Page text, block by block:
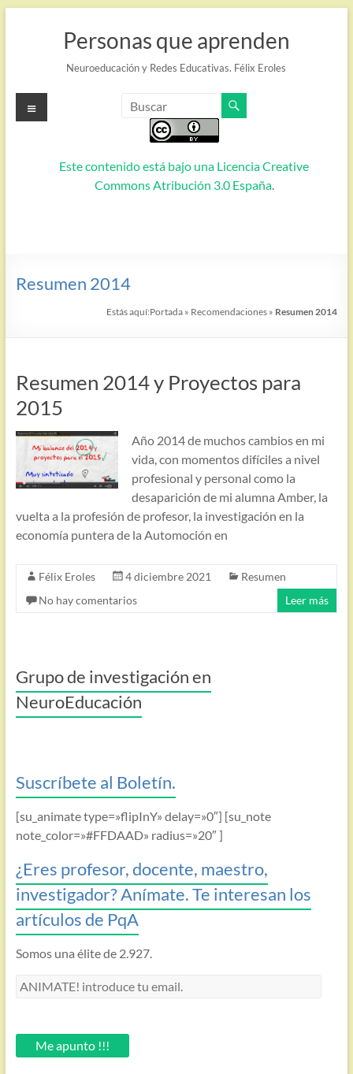
Personas que aprenden
Neuroeducación y Redes Educativas. Félix Eroles
Este contenido está bajo una Licencia Creative
Commons Atribución 3.0 España.
Menú
Resumen 2014
Estás aquí:Portada » Recomendaciones » Resumen 2014
Resumen 2014 y Proyectos para
2015
Año 2014 de muchos cambios en mi
vida, con momentos difíciles a nivel
profesional y personal como la
desaparición de mi alumna Amber, la
vuelta a la profesión de profesor, la investigación en la
economía puntera de la Automoción en
Félix Eroles 4 diciembre 2021
Resumen
No hay comentarios
Leer más
Grupo de investigación en
NeuroEducación
Suscríbete al Boletín.
[su_animate type=»flipInY» delay=»0″] [su_note
note_color=»#FFDAAD» radius=»20″ ]
¿Eres profesor, docente, maestro,
investigador? Anímate. Te interesan los
artículos de PqA
Somos una élite de 2.927.
ANIMATE!
email.Me apunto !!!